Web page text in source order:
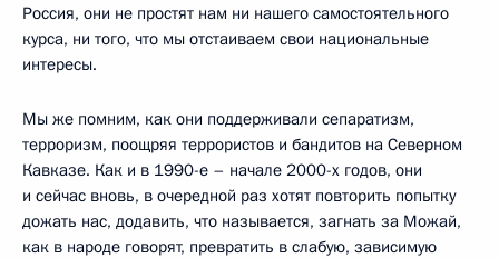
Россия, они не простят нам ни нашего самостоятельного
курса, ни того, что мы отстаиваем свои национальные
интересы.
Мы же помним, как они поддерживали сепаратизм,
терроризм, поощряя террористов и бандитов на Северном
Кавказе. Как и в 1990-е – начале 2000-х годов, они
и сейчас вновь, в очередной раз хотят повторить попытку
дожать нас, додавить, что называется, загнать за Можай,
как в народе говорят, превратить в слабую, зависимую